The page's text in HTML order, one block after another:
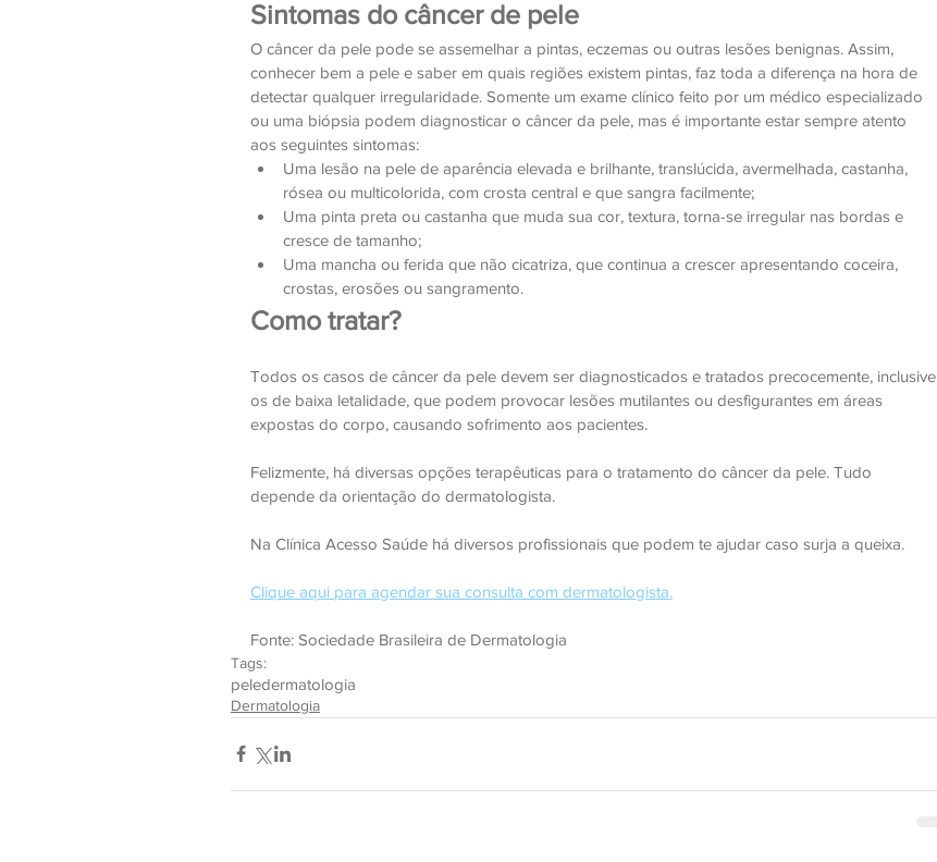
Sintomas do câncer de pele
O câncer da pele pode se assemelhar a pintas, eczemas ou outras lesões benignas. Assim,
conhecer bem a pele e saber em quais regiões existem pintas, faz toda a diferença na hora de
detectar qualquer irregularidade. Somente um exame clínico feito por um médico especializado
ou uma biópsia podem diagnosticar o câncer da pele, mas é importante estar sempre atento
aos seguintes sintomas:
Uma lesão na pele de aparência elevada e brilhante, translúcida, avermelhada, castanha,
rósea ou multicolorida, com crosta central e que sangra facilmente;
Uma pinta preta ou castanha que muda sua cor, textura, torna-se irregular nas bordas e
cresce de tamanho;
Uma mancha ou ferida que não cicatriza, que continua a crescer apresentando coceira,
crostas, erosões ou sangramento.
Como tratar?
Todos os casos de câncer da pele devem ser diagnosticados e tratados precocemente, inclusive
os de baixa letalidade, que podem provocar lesões mutilantes ou desfigurantes em áreas
expostas do corpo, causando sofrimento aos pacientes.
Felizmente, há diversas opções terapêuticas para o tratamento do câncer da pele. Tudo
depende da orientação do dermatologista.
Na Clínica Acesso Saúde há diversos profissionais que podem te ajudar caso surja a queixa.
Clique aqui para agendar sua consulta com dermatologista.
Fonte: Sociedade Brasileira de Dermatologia
Tags:
peledermatologia
Dermatologia